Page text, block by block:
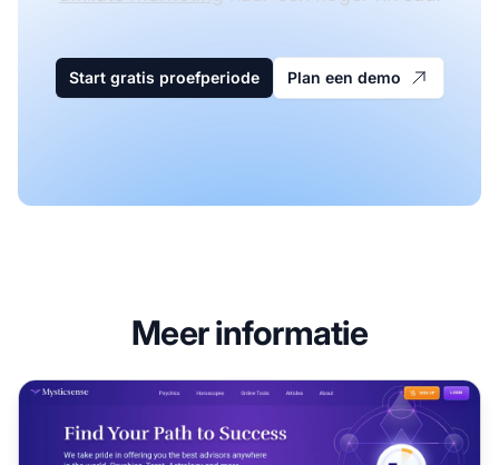
Start gratis proefperiode Plan een demo
Meer informatie
Mysticsense Affiliate Programma